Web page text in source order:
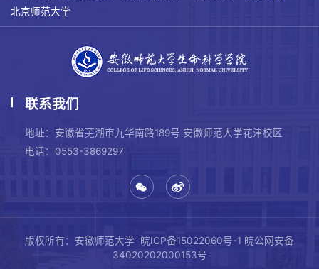
北京师范大学
联系我们
地址：安徽省芜湖市九华南路189号 安徽师范大学花津校区
电话：0553-3869297
版权所有：安徽师范大学 皖ICP备15022060号-1 皖公网安备
34020202000153号